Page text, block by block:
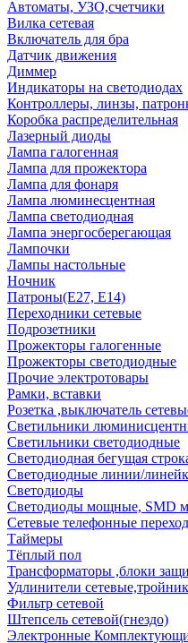
Автоматы, УЗО,счетчики
Вилка сетевая
Включатель для бра
Датчик движения
Диммер
Индикаторы на светодиодах
Контроллеры, линзы,
Коробка распределительная
Лазерный диоды
Лампа галогенная
Лампа для прожектора
Лампа для фонаря
Лампа люминесцентная
Лампа светодиодная
Лампа энергосберегающая
Лампочки
Лампы настольные
Ночник
Патроны(Е27, Е14)
Переходники сетевые
Подрозетники
Прожекторы галогенные
Прожекторы светодиодные
Прочие электротовары
Рамки, вставки
Розетка ,выключатель
Светильники
Светильники светодиодные
Светодиодная бегущая
Светодиодные линии/
Светодиоды
Светодиоды мощные, SMD
Сетевые телефонные
Таймеры
Тёплый пол
Трансформаторы ,блоки
Удлинители
Фильтр сетевой
Штепсель сетевой(гнездо)
Электронные